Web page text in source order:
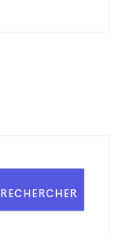
RECHERCHER